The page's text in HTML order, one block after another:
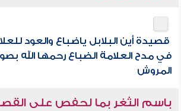
قصيدة أين البلابل ياضباع والعود
في مدح العلامة الضباع رحمها الله
المروش
باسم الثغر بما لحفص على